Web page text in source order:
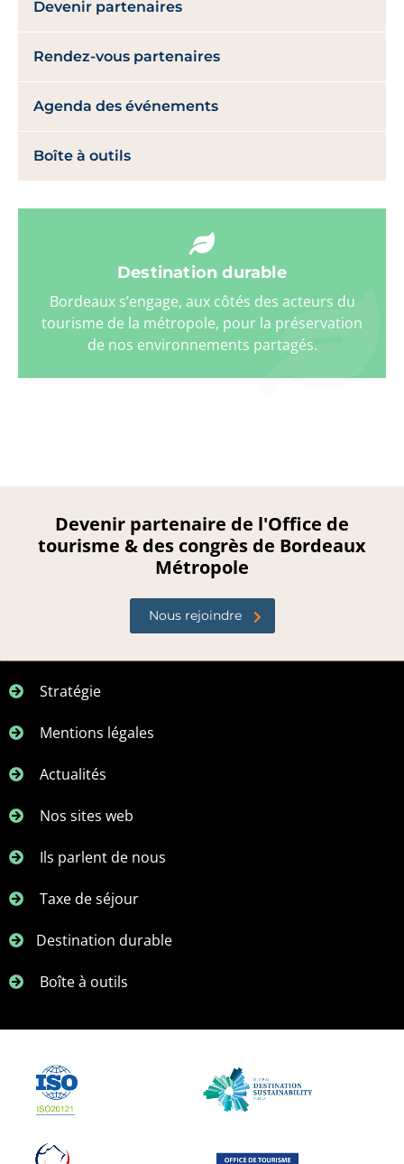
Devenir partenaires
Rendez-vous partenaires
Agenda des événements
Boîte à outils
Destination durable
Bordeaux s’engage, aux côtés des acteurs du
tourisme de la métropole, pour la préservation
de nos environnements partagés.
Devenir partenaire de l'Office de
tourisme & des congrès de Bordeaux
Métropole
Nous rejoindre
Stratégie
Mentions légales
Actualités
Nos sites web
Ils parlent de nous
Taxe de séjour
Destination durable
Boîte à outils